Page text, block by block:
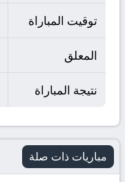
توقيت المباراة
المعلق
نتيجة المباراة
مباريات ذات صلة